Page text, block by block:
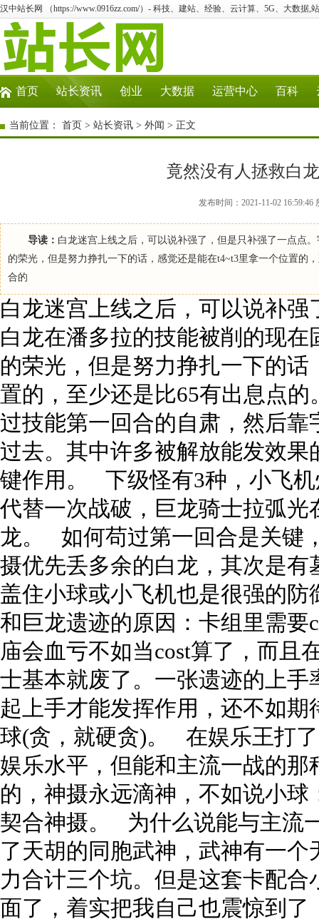
汉中站长网 （https://www.0916zz.com/）- 科技、建站、经验、云计算、5G、大数据,
首页 站长资讯 创业 大数据 运营中心 百科
当前位置： 首页 > 站长资讯 > 外闻 > 正文
竟然没有人拯救白
发布时间：2021-11-02
导读： 白龙迷宫上线之后，可以说补强了，但是只补强了一点点
的荣光，但是努力挣扎一下的话，感觉还是能在t4~t3里拿一个位置的
合的
白龙迷宫上线之后，可以说补
白龙在潘多拉的技能被削的现
的荣光，但是努力挣扎一下的
置的，至少还是比65有出息点
过技能第一回合的自肃，然后
过去。其中许多被解放能发效果
键作用。 下级怪有3种，小飞
代替一次战破，巨龙骑士拉弧
龙。 如何苟过第一回合是关键
摄优先丢多余的白龙，其次是
盖住小球或小飞机也是很强的
和巨龙遗迹的原因：卡组里需要
庙会血亏不如当cost算了，而且
士基本就废了。一张遗迹的上
起上手才能发挥作用，还不如
球(贪，就硬贪)。 在娱乐王打
娱乐水平，但能和主流一战的
的，神摄永远滴神，不如说小
契合神摄。 为什么说能与主流
了天胡的同胞武神，武神有一
力合计三个坑。但是这套卡配
面了，着实把我自己也震惊到